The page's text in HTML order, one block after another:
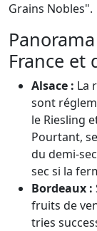
Grains Nobles".
France et
Alsace : La
sont
le Riesling
Pourtant,
du demi-
sec si la
Bordeaux :
fruits de
tries